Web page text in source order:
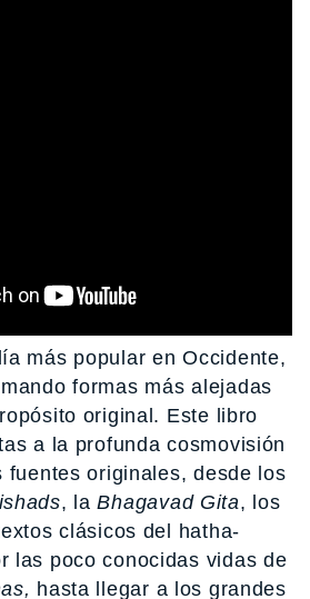
más popular en Occidente,
formas más alejadas
original. Este libro
a la profunda cosmovisión
fuentes originales, desde los
, laBhagavad Gita, los
clásicos del hatha-
las poco conocidas vidas de
hasta llegar a los grandes